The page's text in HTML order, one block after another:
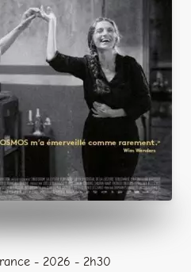
- 2026 - 2h30